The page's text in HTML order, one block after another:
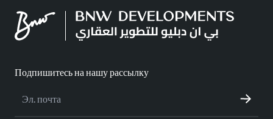
Подпишитесь на нашу рассылку